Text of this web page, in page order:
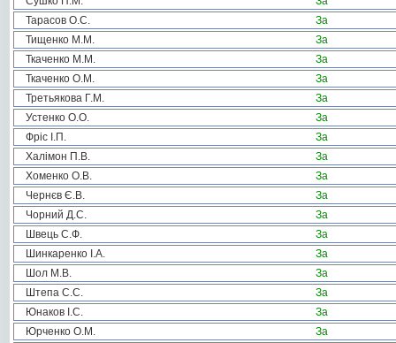
Тарасов О.С.
За
Тищенко М.М.
За
Ткаченко М.М.
За
Ткаченко О.М.
За
Третьякова Г.М.
За
Устенко О.О.
За
Фріс І.П.
За
Халімон П.В.
За
Хоменко О.В.
За
Чернєв Є.В.
За
Чорний Д.С.
За
Швець С.Ф.
За
Шинкаренко І.А.
За
Шол М.В.
За
Штепа С.С.
За
Юнаков І.С.
За
Юрченко О.М.
За